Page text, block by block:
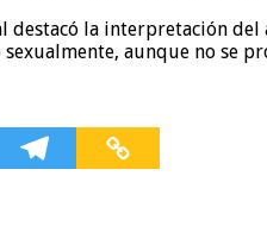
destacó la interpretación
aunque no se